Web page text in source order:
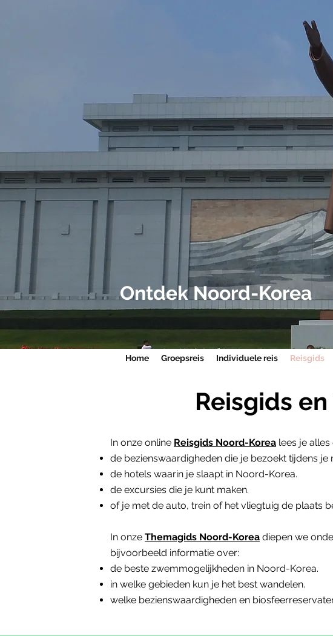
Ontdek Noord-Korea
Home Groepsreis Individuele reis Reisgids
Reisgids
In onze online Reisgids Noord-Korea lees je alles
de bezienswaardigheden die je bezoekt tijdens
de hotels waarin je slaapt in Noord-Korea.
de excursies die je kunt maken.
of je met de auto, trein of het vliegtuig de plaats
In onze Themagids Noord-Korea diepen we
bijvoorbeeld informatie over:
de beste zwemmogelijkheden in Noord-Korea.
in welke gebieden kun je het best wandelen.
welke bezienswaardigheden en